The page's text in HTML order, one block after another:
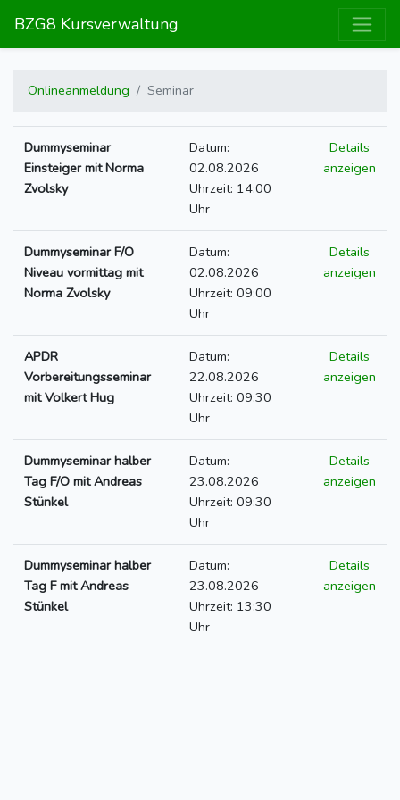
BZG8 Kursverwaltung
Onlineanmeldung Seminar
Dummyseminar
Einsteiger mit Norma
Zvolsky
Datum:
02.08.2026
Uhrzeit: 14:00
Uhr
Details
anzeigen
Dummyseminar F/O
Niveau vormittag mit
Norma Zvolsky
Datum:
02.08.2026
Uhrzeit: 09:00
Uhr
Details
anzeigen
APDR
Vorbereitungsseminar
mit Volkert Hug
Datum:
22.08.2026
Uhrzeit: 09:30
Uhr
Details
anzeigen
Dummyseminar halber
Tag F/O mit Andreas
Stünkel
Datum:
23.08.2026
Uhrzeit: 09:30
Uhr
Details
anzeigen
Dummyseminar halber
Tag F mit Andreas
Stünkel
Datum:
23.08.2026
Uhrzeit: 13:30
Uhr
Details
anzeigen